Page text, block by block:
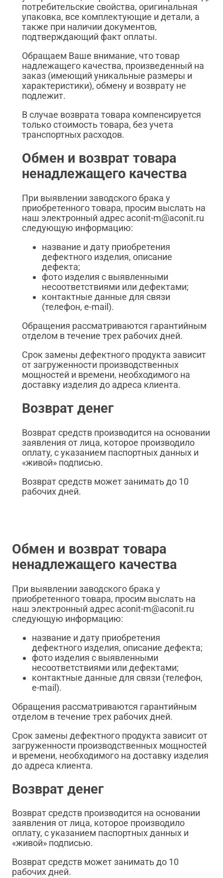
потребительские свойства, оригинальная
упаковка, все комплектующие и детали, а
также при наличии документов,
подтверждающий факт оплаты.
Обращаем Ваше внимание, что товар
надлежащего качества, произведенный на
заказ (имеющий уникальные размеры и
характеристики), обмену и возврату не
подлежит.
В случае возврата товара компенсируется
только стоимость товара, без учета
транспортных расходов.
Обмен и возврат товара
ненадлежащего качества
При выявлении заводского брака у
приобретенного товара, просим выслать на
наш электронный адрес aconit-m@aconit.ru
следующую информацию:
название и дату приобретения
дефектного изделия, описание
дефекта;
фото изделия с выявленными
несоответствиями или дефектами;
контактные данные для связи
(телефон, e-mail).
Обращения рассматриваются гарантийным
отделом в течение трех рабочих дней.
Срок замены дефектного продукта зависит
от загруженности производственных
мощностей и времени, необходимого на
доставку изделия до адреса клиента.
Возврат денег
Возврат средств производится на основании
заявления от лица, которое производило
оплату, с указанием паспортных данных и
«живой» подписью.
Возврат средств может занимать до 10
рабочих дней.
Обмен и возврат товара
ненадлежащего качества
При выявлении заводского брака у
приобретенного товара, просим выслать на
наш электронный адрес aconit-m@aconit.ru
следующую информацию:
название и дату приобретения
дефектного изделия, описание дефекта;
фото изделия с выявленными
несоответствиями или дефектами;
контактные данные для связи (телефон,
e-mail).
Обращения рассматриваются гарантийным
отделом в течение трех рабочих дней.
Срок замены дефектного продукта зависит от
загруженности производственных мощностей
и времени, необходимого на доставку изделия
до адреса клиента.
Возврат денег
Возврат средств производится на основании
заявления от лица, которое производило
оплату, с указанием паспортных данных и
«живой» подписью.
Возврат средств может занимать до 10
рабочих дней.